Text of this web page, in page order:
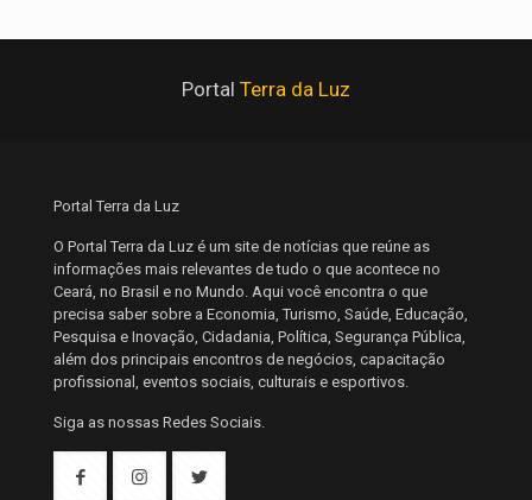
Portal Terra da Luz
Portal Terra da Luz
O Portal Terra da Luz é um site de notícias que reúne as
informações mais relevantes de tudo o que acontece no
Ceará, no Brasil e no Mundo. Aqui você encontra o que
precisa saber sobre a Economia, Turismo, Saúde, Educação,
Pesquisa e Inovação, Cidadania, Política, Segurança Pública,
além dos principais encontros de negócios, capacitação
profissional, eventos sociais, culturais e esportivos.
Siga as nossas Redes Sociais.